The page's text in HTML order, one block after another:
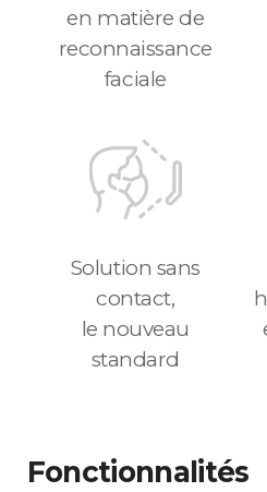
en matière de
reconnaissance
faciale
Solution sans
contact,
le nouveau
standard
Fonctionnalités